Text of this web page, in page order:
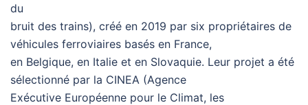
du
bruit des trains), créé en 2019 par six propriétaires de
véhicules ferroviaires basés en France,
en Belgique, en Italie et en Slovaquie. Leur projet a été
sélectionné par la CINEA (Agence
Exécutive Européenne pour le Climat, les